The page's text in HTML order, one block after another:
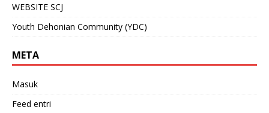
WEBSITE SCJ
Youth Dehonian Community (YDC)
META
Masuk
Feed entri